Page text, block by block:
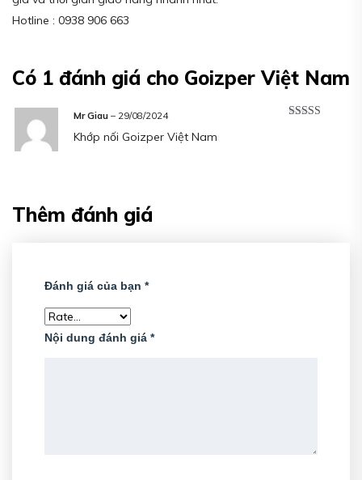
Hotline : 0938 906 663
Có 1 đánh giá cho Goizper Việt Nam
Mr Giau – 29/08/2024
Khớp nối Goizper Việt Nam
Thêm đánh giá
Đánh giá của bạn *
Nội dung đánh giá *